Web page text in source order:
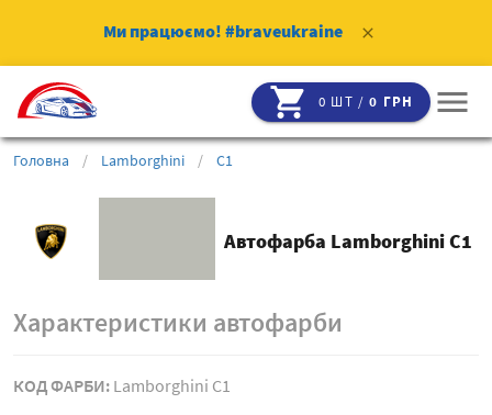
Ми працюємо! #braveukraine clear
shopping_cart 0 ШТ /0 ГРН menu
Головна / Lamborghini / C1
Автофарба Lamborghini C1
Характеристики автофарби
КОД ФАРБИ: Lamborghini C1